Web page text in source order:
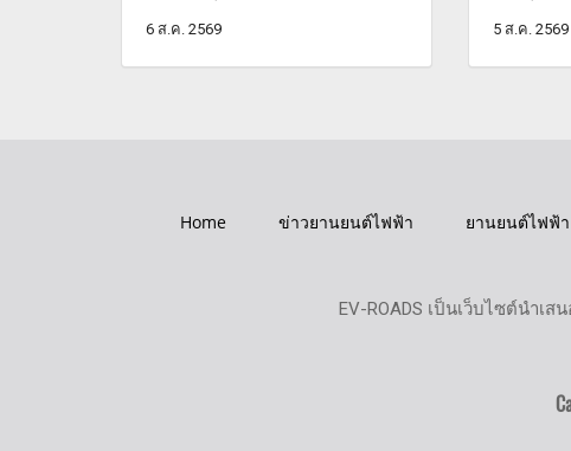
6 ส.ค. 2569 5 ส.ค. 2569
Home ข่าวยานยนต์ไฟฟ้า ยานยนต์ไฟฟ้า
EV-ROADS เป็นเว็บไซต์นำ